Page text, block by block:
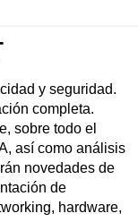
y seguridad.
completa.
sobre todo el
así como análisis
novedades de
de
hardware,